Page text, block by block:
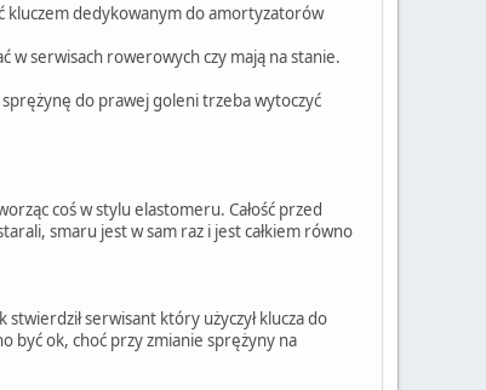
kluczem dedykowanym do amortyzatorów
w serwisach rowerowych czy mają na stanie.
do prawej goleni trzeba wytoczyć
coś w stylu elastomeru. Całość przed
smaru jest w sam raz i jest całkiem równo
serwisant który użyczył klucza do
być ok, choć przy zmianie sprężyny na